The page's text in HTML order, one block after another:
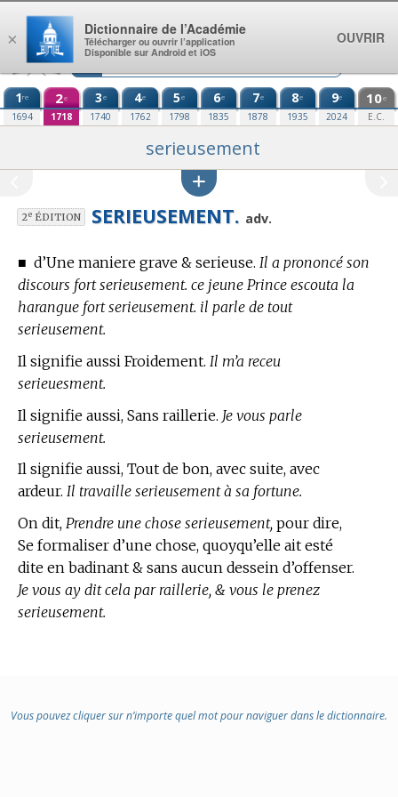
Aller au contenu
1re
1694
2e
1718
3e
1740
4e
1762
5e
1798
6e
1835
7e
1878
8e
1935
9e
2024
10e
E.C.
serieusement
2eÉDITION SERIEUSEMENT. adv.
■ d’Une maniere grave & serieuse. Il a prononcé son
discours fort serieusement. ce jeune Prince escouta la
harangue fort serieusement. il parle de tout
serieusement.
Il signifie aussi Froidement. Il m’a receu
serieuesment.
Il signifie aussi, Sans raillerie. Je vous parle
serieusement.
Il signifie aussi, Tout de bon, avec suite, avec
ardeur. Il travaille serieusement à sa fortune.
On dit, Prendre une chose serieusement, pour dire,
Se formaliser d’une chose, quoyqu’elle ait esté
dite en badinant & sans aucun dessein d’offenser.
Je vous ay dit cela par raillerie, & vous le prenez
serieusement.
Vous pouvez cliquer sur n’importe quel mot pour naviguer dans le dictionnaire.
×
Dictionnaire de l’Académie
Télécharger ou ouvrir l’application
Disponible sur Android et iOS
OUVRIR